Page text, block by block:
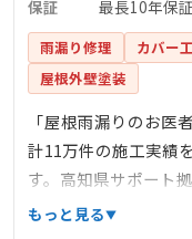
保証 最長10年保証
雨漏り修理 カバー
屋根外壁塗装
「屋根雨漏りのお医
計11万件の施工実績
す。高知県サポート
散水試験・赤外線診
もっと見る